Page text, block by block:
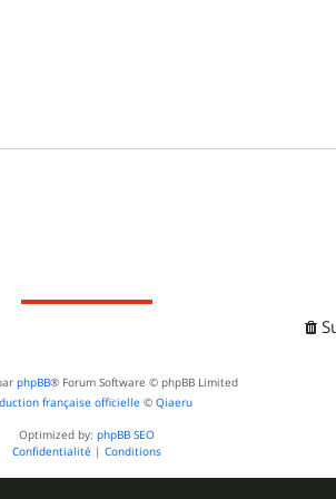
e
phpBB® Forum Software © phpBB Limited
française officielle © Qiaeru
Optimized by: phpBB SEO
Confidentialité | Conditions